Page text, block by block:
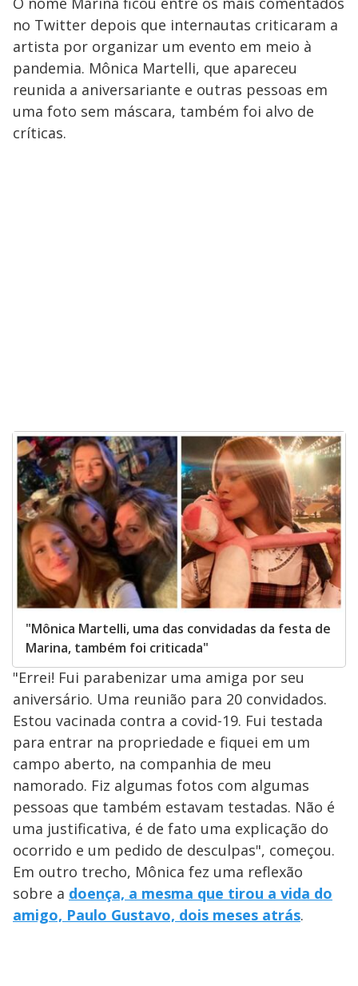
no Twitter depois que internautas criticaram a
artista por organizar um evento em meio à
pandemia. Mônica Martelli, que apareceu
reunida a aniversariante e outras pessoas em
uma foto sem máscara, também foi alvo de
críticas.
"Mônica Martelli, uma das convidadas da festa de
Marina, também foi criticada"
"Errei! Fui parabenizar uma amiga por seu
aniversário. Uma reunião para 20 convidados.
Estou vacinada contra a covid-19. Fui testada
para entrar na propriedade e fiquei em um
campo aberto, na companhia de meu
namorado. Fiz algumas fotos com algumas
pessoas que também estavam testadas. Não é
uma justificativa, é de fato uma explicação do
ocorrido e um pedido de desculpas", começou.
Em outro trecho, Mônica fez uma reflexão
sobre a doença, a mesma que tirou a vida do
amigo, Paulo Gustavo, dois meses atrás.